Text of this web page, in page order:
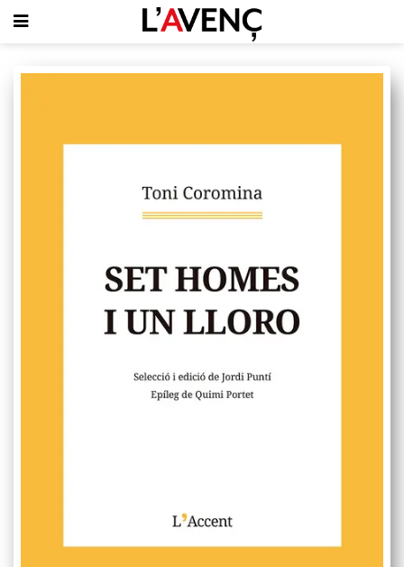
El llibre de la setmana
SUBSCRIU-T'HI